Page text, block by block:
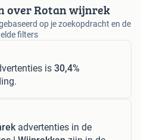
over Rotan wijnrek
op je zoekopdracht en de
filters
is 30,4%
advertenties in de